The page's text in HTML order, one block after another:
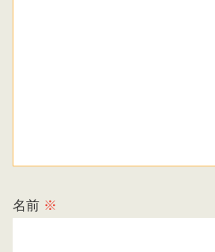
名前 ※